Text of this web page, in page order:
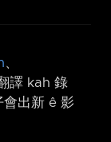
、
譯 kah 錄
會出新 ê 影